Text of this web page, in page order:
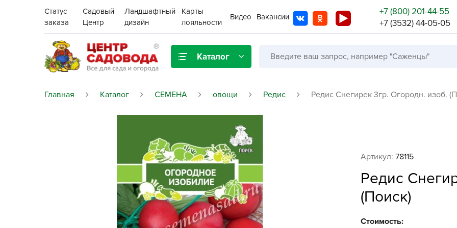
Статус
заказа
Садовый
Центр
Ландшафтный
дизайн
Карты
лояльности
Видео Вакансии
+7 (800) 201-44-55
+7 (3532) 44-05-05
Каталог
Газонная трава
Грунты, дренаж, мульча
Ёмкости для рассады и
Картофель семенной
Цена:
Поиск Бренды
Главная Каталог СЕМЕНА овощи Редис Редис Снегирек 3гр. Огородн. изоб.
Артикул: 78115
Редис
(Поиск)
Стоимость: